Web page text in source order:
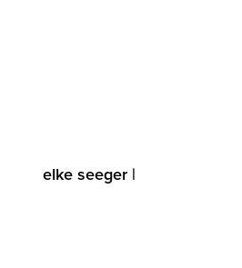
elke seeger |